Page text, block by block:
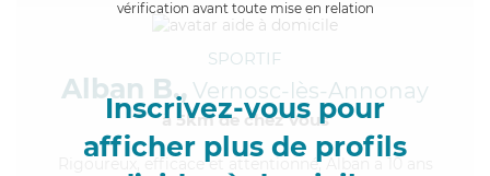
vérification avant toute mise en relation
Inscrivez-vous pour
afficher plus de profils
SPORTIF
Alban B., Vernosc-lès-Annonay
à 5km de chez Vous
, efficace et attentionné, Alban a 10 ans